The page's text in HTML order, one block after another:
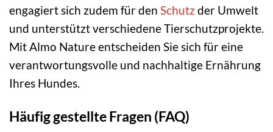
engagiert sich zudem für den Schutz der Umwelt
und unterstützt verschiedene Tierschutzprojekte.
Mit Almo Nature entscheiden Sie sich für eine
verantwortungsvolle und nachhaltige Ernährung
Ihres Hundes.
Häufig gestellte Fragen (FAQ)